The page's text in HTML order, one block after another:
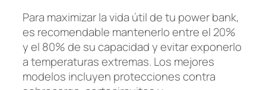
Para maximizar la vida útil de tu power bank,
es recomendable mantenerlo entre el 20%
y el 80% de su capacidad y evitar exponerlo
a temperaturas extremas. Los mejores
modelos incluyen protecciones contra